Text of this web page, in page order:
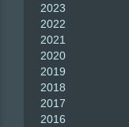
2023
2022
2021
2020
2019
2018
2017
2016